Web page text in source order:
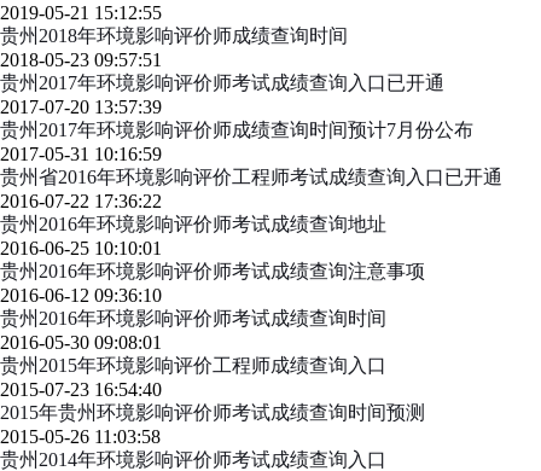
2019-05-21 15:12:55
贵州2018年环境影响评价师成绩查询时间
2018-05-23 09:57:51
贵州2017年环境影响评价师考试成绩查询入口已开通
2017-07-20 13:57:39
贵州2017年环境影响评价师成绩查询时间预计7月份公布
2017-05-31 10:16:59
贵州省2016年环境影响评价工程师考试成绩查询入口已开通
2016-07-22 17:36:22
贵州2016年环境影响评价师考试成绩查询地址
2016-06-25 10:10:01
贵州2016年环境影响评价师考试成绩查询注意事项
2016-06-12 09:36:10
贵州2016年环境影响评价师考试成绩查询时间
2016-05-30 09:08:01
贵州2015年环境影响评价工程师成绩查询入口
2015-07-23 16:54:40
2015年贵州环境影响评价师考试成绩查询时间预测
2015-05-26 11:03:58
贵州2014年环境影响评价师考试成绩查询入口